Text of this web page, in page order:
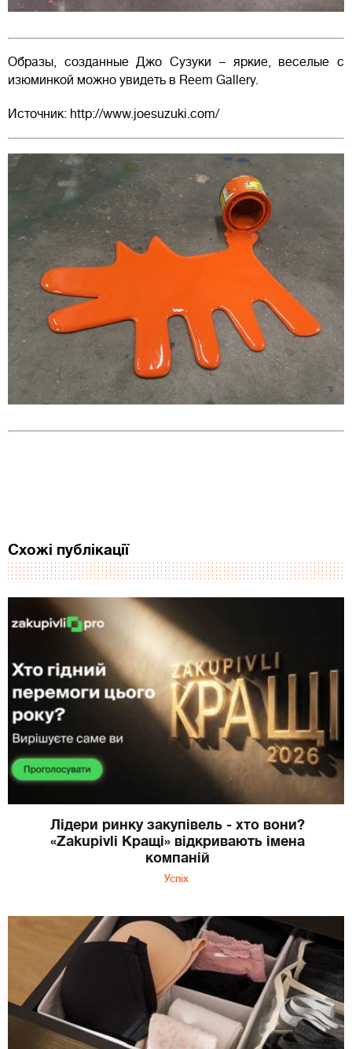
Образы, созданные Джо Сузуки – яркие, веселые с
изюминкой можно увидеть в Reem Gallery.
Источник: http://www.joesuzuki.com/
Схожі публікації
Лідери ринку закупівель - хто вони?
«Zakupivli Кращі» відкривають імена
компаній
Успіх